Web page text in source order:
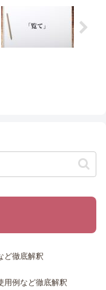
ど徹底解釈
用例など徹底解釈